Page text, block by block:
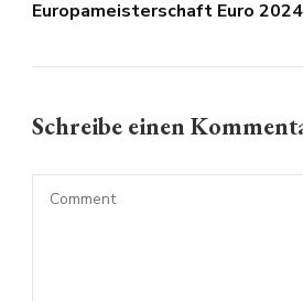
Europameisterschaft Euro 2024
Schreibe einen